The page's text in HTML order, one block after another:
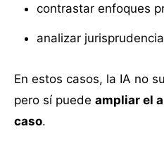
contrastar enfoques
analizar
En estos casos, la IA no
pero sí puede ampliar el
caso.